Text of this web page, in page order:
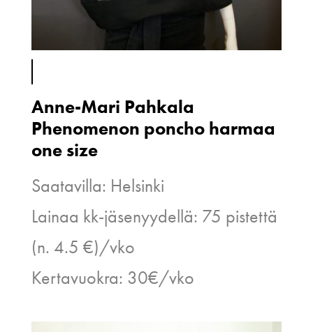
Anne-Mari Pahkala
Phenomenon poncho harmaa
one size
Saatavilla: Helsinki
Lainaa kk-jäsenyydellä: 75 pistettä
(n. 4.5 €)/vko
Kertavuokra: 30€/vko